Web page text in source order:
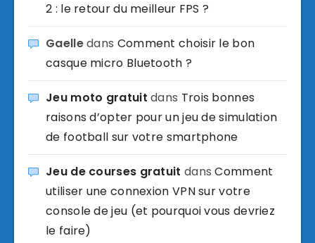
2 : le retour du meilleur FPS ?
Gaelledans Comment choisir le bon
casque micro Bluetooth ?
Jeu moto gratuit dans Trois bonnes
raisons d’opter pour un jeu de simulation
de football sur votre smartphone
Jeu de courses gratuit dansComment
utiliser une connexion VPN sur votre
console de jeu (et pourquoi vous devriez
le faire)